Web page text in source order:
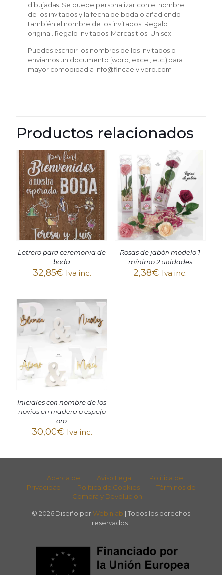
dibujadas. Se puede personalizar con el nombre
de los invitados y la fecha de boda o añadiendo
también el nombre de los invitados. Regalo
original. Regalo invitados. Marcasitios. Unisex.
Puedes escribir los nombres de los invitados o
enviarnos un documento (word, excel, etc.) para
mayor comodidad a info@fincaelvivero.com
Productos relacionados
Letrero para ceremonia de
boda
32,85€ Iva inc.
Rosas de jabón modelo 1
mínimo 2 unidades
2,38€ Iva inc.
Iniciales con nombre de los
novios en madera o espejo
oro
30,00€ Iva inc.
Acerca de Aviso Legal
Política de
Privacidad
Política de Cookies
Términos de
Compra y Devolución
© 2026 Diseño por Webinlab | Todos los derechos
reservados |